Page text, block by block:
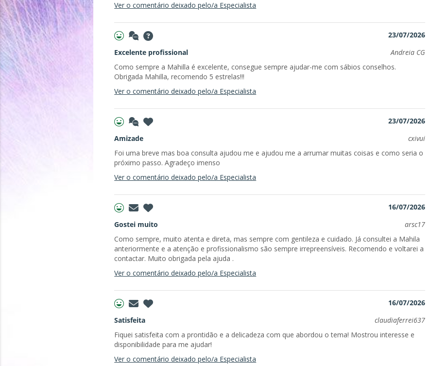
Ver o comentário deixado pelo/a Especialista
23/07/2026
Excelente profissional
Andreia CG
Como sempre a Mahilla é excelente, consegue sempre ajudar-me com sábios conselhos.
Obrigada Mahilla, recomendo 5 estrelas!!!
Ver o comentário deixado pelo/a Especialista
23/07/2026
Amizade
cxivui
Foi uma breve mas boa consulta ajudou me e ajudou me a arrumar muitas coisas e como seria o
próximo passo. Agradeço imenso
Ver o comentário deixado pelo/a Especialista
16/07/2026
Gostei muito
arsc17
Como sempre, muito atenta e direta, mas sempre com gentileza e cuidado. Já consultei a Mahila
anteriormente e a atenção e profissionalismo são sempre irrepreensíveis. Recomendo e voltarei a
contactar. Muito obrigada pela ajuda .
Ver o comentário deixado pelo/a Especialista
16/07/2026
Satisfeita
claudiaferrei637
Fiquei satisfeita com a prontidão e a delicadeza com que abordou o tema! Mostrou interesse e
disponibilidade para me ajudar!
Ver o comentário deixado pelo/a Especialista